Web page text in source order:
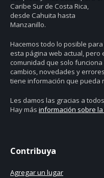
Caribe Sur de Costa Rica,
desde Cahuita hasta
Manzanillo.
Hacemos todo lo posible
esta página web actual,
comunidad que solo funciona
cambios, novedades y
tiene información que pueda
Les damos las gracias a todos
Hay más información sobre
Contribuya
Agregar un lugar